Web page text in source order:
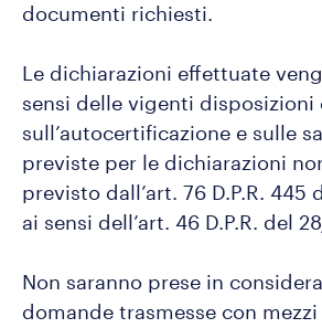
documenti richiesti.
Le dichiarazioni effettuate
sensi delle vigenti disposizioni
sull’autocertificazione e sulle
previste per le dichiarazioni
previsto dall’art. 76 D.P.R. 445
ai sensi dell’art. 46 D.P.R. del
Non saranno prese in
domande trasmesse con